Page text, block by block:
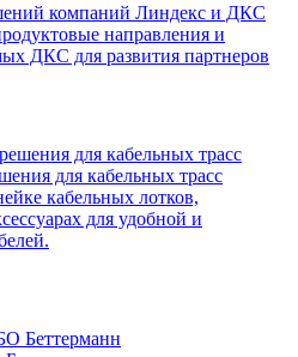
компаний Линдекс и ДКС
направления и
ДКС для развития партнеров
для кабельных трасс
кабельных лотков,
для удобной и